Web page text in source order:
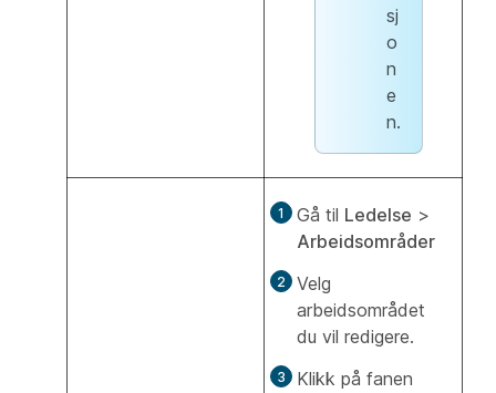
sj
o
n
e
n.
Gå til Ledelse >
Arbeidsområder
Velg
arbeidsområdet
du vil redigere.
Klikk på fanen